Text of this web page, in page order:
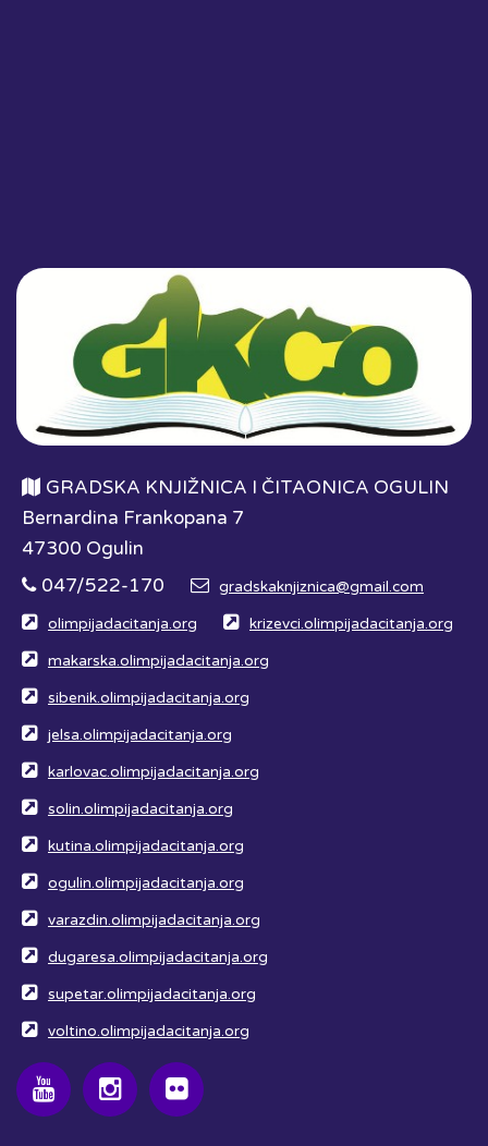
GRADSKA KNJIŽNICA I ČITAONICA OGULIN
Bernardina Frankopana 7
47300 Ogulin
047/522-170
gradskaknjiznica@gmail.com
olimpijadacitanja.org krizevci.olimpijadacitanja.org
makarska.olimpijadacitanja.org
sibenik.olimpijadacitanja.org
jelsa.olimpijadacitanja.org
karlovac.olimpijadacitanja.org
solin.olimpijadacitanja.org
kutina.olimpijadacitanja.org
ogulin.olimpijadacitanja.org
varazdin.olimpijadacitanja.org
dugaresa.olimpijadacitanja.org
supetar.olimpijadacitanja.org
voltino.olimpijadacitanja.org